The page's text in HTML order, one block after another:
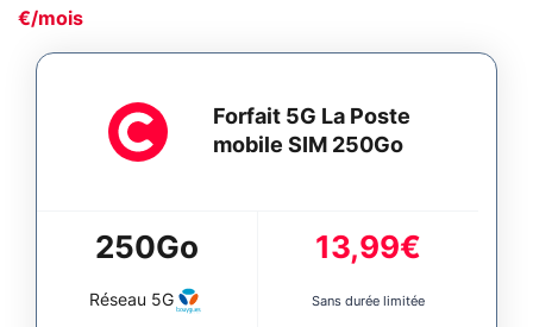
€/mois
Forfait 5G La Poste
mobile SIM 250Go
250Go
Réseau 5G
13,99€
Sans durée limitée